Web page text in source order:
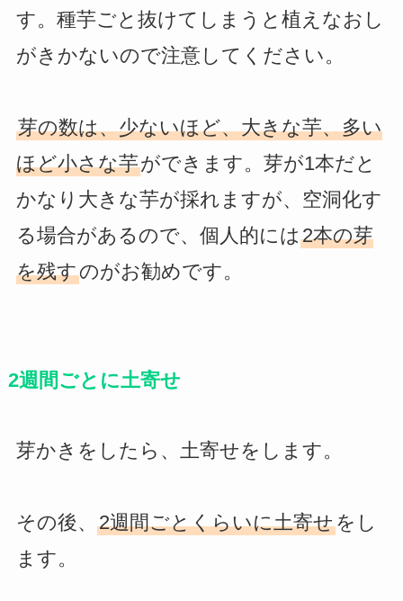
す。種芋ごと抜けてしまうと植えなおし
がきかないので注意してください。
芽の数は、少ないほど、大きな芋、多い
ほど小さな芋ができます。芽が1本だと
かなり大きな芋が採れますが、空洞化す
る場合があるので、個人的には2本の芽
を残すのがお勧めです。
2週間ごとに土寄せ
芽かきをしたら、土寄せをします。
その後、 2週間ごとくらいに土寄せをし
ます。